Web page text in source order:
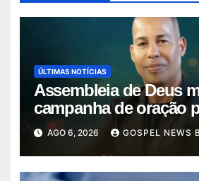
ÚLTIMAS NOTÍCIAS
Assembleia de Deus
campanha de oração
do pas…
AGO 6, 2026 GOSPEL NEWS